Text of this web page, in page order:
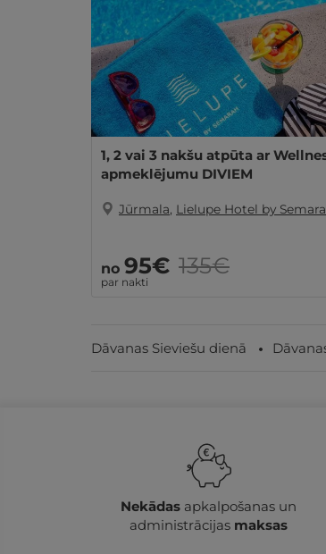
1, 2 vai 3 nakšu atpūta ar
apmeklējumu DIVIEM
Jūrmala, Lielupe Hotel by
no 95€
par nakti
135€
Dāvanas Sieviešu dienā
Nekādasapkalpošanas un
administrācijas maksas